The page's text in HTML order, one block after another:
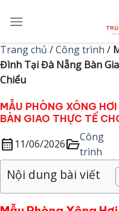
Trang chủ /Công trình /
Đình Tại Đà Nẵng Bàn
Chiểu
MẪU PHÒNG XÔNG
BÀN GIAO THỰC TẾ
calendar_month 11/06/2026folder_openCông
trình
Nội dung bài viết